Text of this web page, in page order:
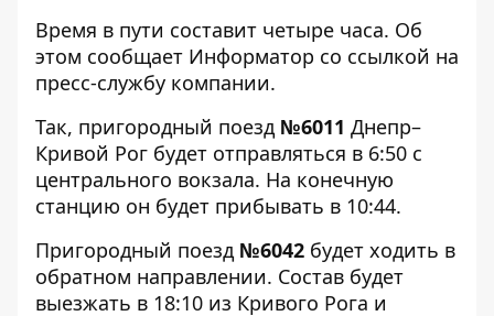
Время в пути составит четыре часа. Об
этом сообщает Информатор со ссылкой на
пресс-службу компании.
Так, пригородный поезд №6011 Днепр–
Кривой Рог будет отправляться в 6:50 с
центрального вокзала. На конечную
станцию он будет прибывать в 10:44.
Пригородный поезд №6042 будет ходить в
обратном направлении. Состав будет
выезжать в 18:10 из Кривого Рога и